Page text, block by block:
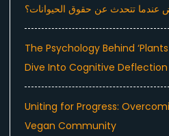
عندما تتحدث عن حقوق الحيوانات؟
The Psychology Behind
Dive Into Cognitive Deflection
Uniting for Progress:
Vegan Community